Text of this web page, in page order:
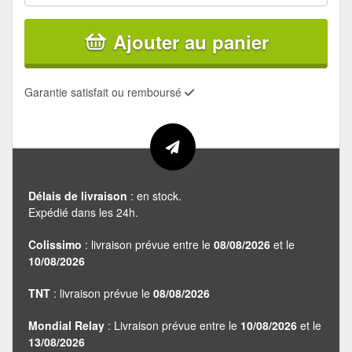
Ajouter au panier
Garantie satisfait ou remboursé
Délais de livraison : en stock.
Expédié dans les 24h.
Colissimo : livraison prévue entre le 08/08/2026 et le
10/08/2026
TNT : livraison prévue le 08/08/2026
Mondial Relay : Livraison prévue entre le 10/08/2026 et le
13/08/2026